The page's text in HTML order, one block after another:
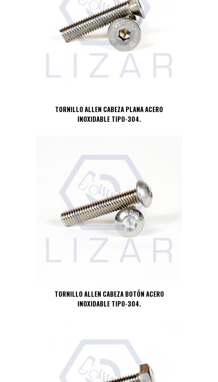
TORNILLO ALLEN CABEZA PLANA ACERO
INOXIDABLE TIPO-304.
TORNILLO ALLEN CABEZA BOTÓN ACERO
INOXIDABLE TIPO-304.